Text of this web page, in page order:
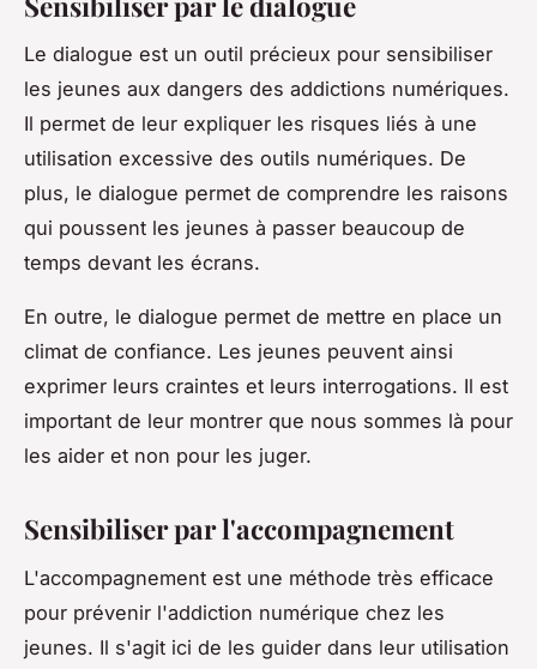
Le dialogue est un outil précieux pour sensibiliser
les jeunes aux dangers des addictions numériques.
Il permet de leur expliquer les risques liés à une
utilisation excessive des outils numériques. De
plus, le dialogue permet de comprendre les raisons
qui poussent les jeunes à passer beaucoup de
temps devant les écrans.
En outre, le dialogue permet de mettre en place un
climat de confiance. Les jeunes peuvent ainsi
exprimer leurs craintes et leurs interrogations. Il est
important de leur montrer que nous sommes là pour
les aider et non pour les juger.
Sensibiliser par l'accompagnement
L'accompagnement est une méthode très efficace
pour prévenir l'addiction numérique chez les
jeunes. Il s'agit ici de les guider dans leur utilisation